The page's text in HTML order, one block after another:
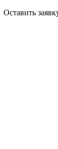
Оставить